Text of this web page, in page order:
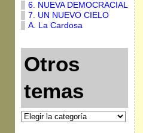
6. NUEVA DEMOCRACIAL
7. UN NUEVO CIELO
A. La Cardosa
Otros
temas